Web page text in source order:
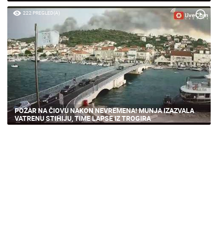
222 PREGLED(A)
POŽAR NA ČIOVU NAKON NEVREMENA! MUNJA IZAZVALA
VATRENU STIHIJU, TIME LAPSE IZ TROGIRA